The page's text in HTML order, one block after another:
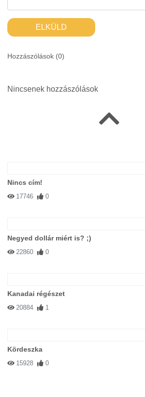
ELKÜLD
Hozzászólások (0)
Nincsenek hozzászólások
Nincs cím!
17746 0
Negyed dollár miért is? ;)
22860 0
Kanadai régészet
20884 1
Kördeszka
15928 0